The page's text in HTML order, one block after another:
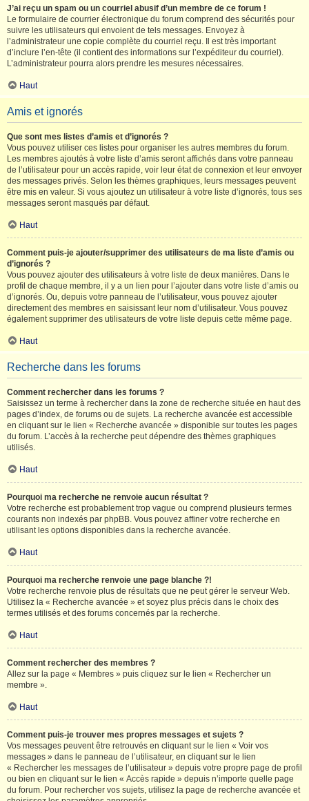
J’ai reçu un spam ou un courriel abusif d’un membre de ce forum !
Le formulaire de courrier électronique du forum comprend des sécurités pour
suivre les utilisateurs qui envoient de tels messages. Envoyez à
l’administrateur une copie complète du courriel reçu. Il est très important
d’inclure l’en-tête (il contient des informations sur l’expéditeur du courriel).
L’administrateur pourra alors prendre les mesures nécessaires.
Haut
Amis et ignorés
Que sont mes listes d’amis et d’ignorés ?
Vous pouvez utiliser ces listes pour organiser les autres membres du forum.
Les membres ajoutés à votre liste d’amis seront affichés dans votre panneau
de l’utilisateur pour un accès rapide, voir leur état de connexion et leur envoyer
des messages privés. Selon les thèmes graphiques, leurs messages peuvent
être mis en valeur. Si vous ajoutez un utilisateur à votre liste d’ignorés, tous ses
messages seront masqués par défaut.
Haut
Comment puis-je ajouter/supprimer des utilisateurs de ma liste d’amis ou
d’ignorés ?
Vous pouvez ajouter des utilisateurs à votre liste de deux manières. Dans le
profil de chaque membre, il y a un lien pour l’ajouter dans votre liste d’amis ou
d’ignorés. Ou, depuis votre panneau de l’utilisateur, vous pouvez ajouter
directement des membres en saisissant leur nom d’utilisateur. Vous pouvez
également supprimer des utilisateurs de votre liste depuis cette même page.
Haut
Recherche dans les forums
Comment rechercher dans les forums ?
Saisissez un terme à rechercher dans la zone de recherche située en haut des
pages d’index, de forums ou de sujets. La recherche avancée est accessible
en cliquant sur le lien « Recherche avancée » disponible sur toutes les pages
du forum. L’accès à la recherche peut dépendre des thèmes graphiques
utilisés.
Haut
Pourquoi ma recherche ne renvoie aucun résultat ?
Votre recherche est probablement trop vague ou comprend plusieurs termes
courants non indexés par phpBB. Vous pouvez affiner votre recherche en
utilisant les options disponibles dans la recherche avancée.
Haut
Pourquoi ma recherche renvoie une page blanche ?!
Votre recherche renvoie plus de résultats que ne peut gérer le serveur Web.
Utilisez la « Recherche avancée » et soyez plus précis dans le choix des
termes utilisés et des forums concernés par la recherche.
Haut
Comment rechercher des membres ?
Allez sur la page « Membres » puis cliquez sur le lien « Rechercher un
membre ».
Haut
Comment puis-je trouver mes propres messages et sujets ?
Vos messages peuvent être retrouvés en cliquant sur le lien « Voir vos
messages » dans le panneau de l’utilisateur, en cliquant sur le lien
« Rechercher les messages de l’utilisateur » depuis votre propre page de profil
ou bien en cliquant sur le lien « Accès rapide » depuis n’importe quelle page
du forum. Pour rechercher vos sujets, utilisez la page de recherche avancée et